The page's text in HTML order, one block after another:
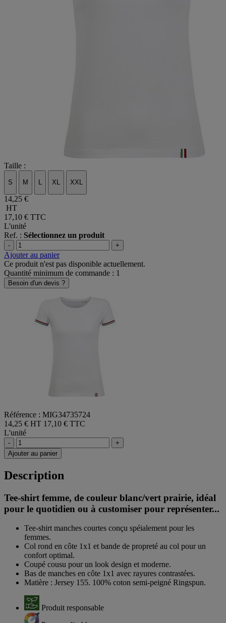
Taille :
S M L XL XXL
14,25 €
HT
17,10 € TTC
L'unité
Ref. : Sélectionnez un produit
- +
Ajouter au panier
Ce produit n'est pas disponible actuellement.
Quantité minimum de commande : 1
Besoin d'un devis ?
Référence : MIG34735724
14,25 € HT 17,10 € TTC
L'unité
-
+
Ajouter au panier
Description
Tee-shirt femme, de couleur blanc/vert prairie, idéal
pour le quotidien ou à customiser pour représenter...
Tee-shirt manches courtes conçu spéialement pour les
femmes.
Col rond en côte 1x1 et bande de propreté au col pour un
confort optimal.
Coupé cousu pour un look design et moderne.
Bas de manches en côte 1x1 avec rayures contrastées.
Matière : Jersey 155. 100% coton semi-peigné Ringspun.
Produit responsable